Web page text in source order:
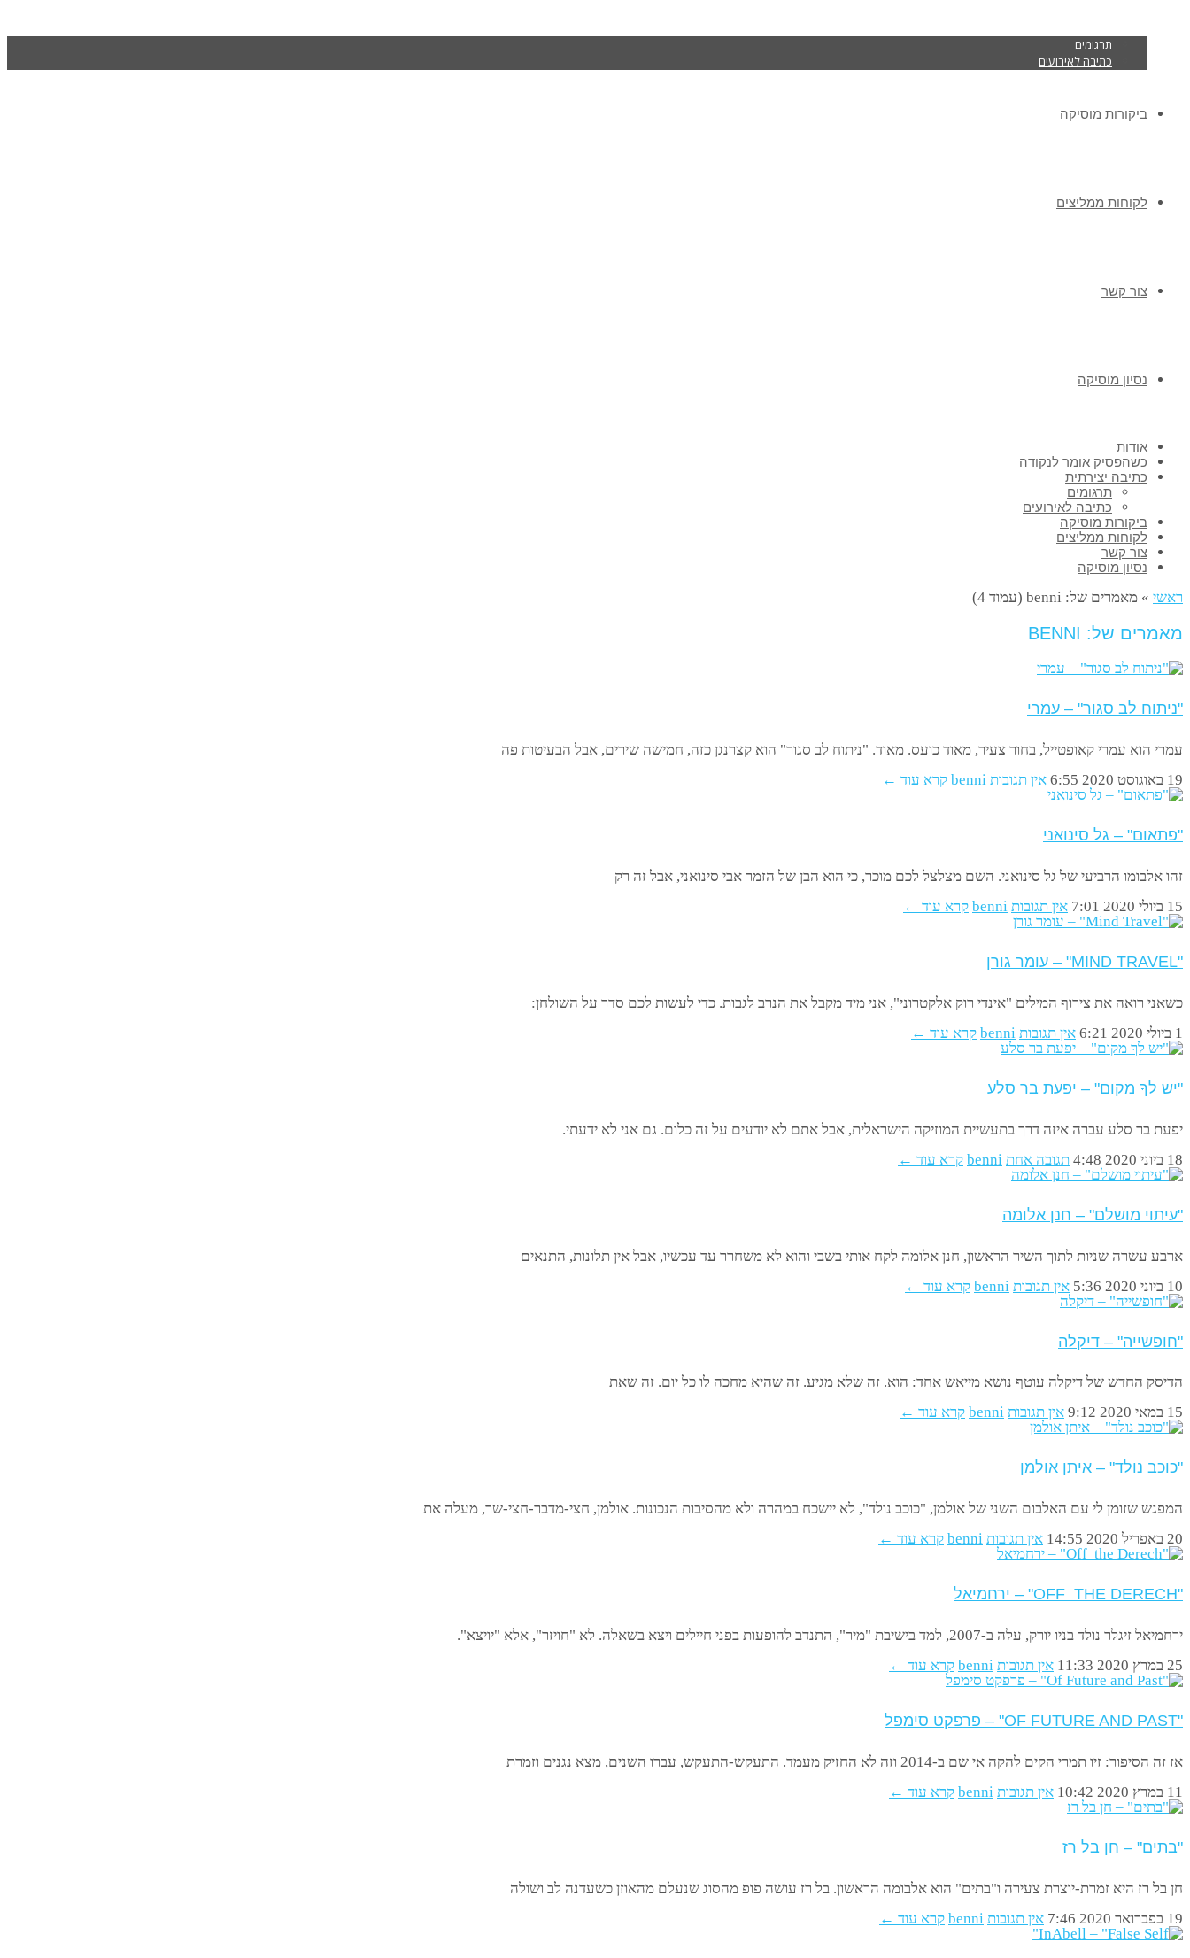
תרגומים
כתיבה לאירועים
ביקורות מוסיקה
לקוחות ממליצים
צור קשר
נסיון מוסיקה
אודות
כשהפסיק אומר לנקודה
כתיבה יצירתית
תרגומים
כתיבה לאירועים
ביקורות מוסיקה
לקוחות ממליצים
צור קשר
נסיון מוסיקה
ראשי » מאמרים של: benni (עמוד 4)
מאמרים של: BENNI
"ניתוח לב סגור" – עמרי
עמרי הוא עמרי קאופטייל, בחור צעיר, מאוד כועס. מאוד. "ניתוח לב סגור" הוא קצרנגן כזה, חמישה שירים, אבל הבעיטות פה
19 באוגוסט 2020
6:55 אין תגובות benni קרא עוד ←
"פתאום" – גל סינואני
זהו אלבומו הרביעי של גל סינואני. השם מצלצל לכם מוכר, כי הוא הבן של הזמר אבי סינואני, אבל זה רק
15 ביולי 2020
7:01 אין תגובות benni קרא עוד ←
"MIND TRAVEL" – עומר גורן
כשאני רואה את צירוף המילים "אינדי רוק אלקטרוני", אני מיד מקבל את הנרב לגבות. כדי לעשות לכם סדר על השולחן:
1 ביולי 2020
6:21 אין תגובות benni קרא עוד ←
"יש לךָ מקום" – יפעת בר סלע
יפעת בר סלע עברה איזה דרך בתעשיית המוזיקה הישראלית, אבל אתם לא יודעים על זה כלום. גם אני לא ידעתי.
18 ביוני 2020
4:48 תגובה אחת benni קרא עוד ←
"עיתוי מושלם" – חנן אלומה
ארבע עשרה שניות לתוך השיר הראשון, חנן אלומה לקח אותי בשבי והוא לא משחרר עד עכשיו, אבל אין תלונות, התנאים
10 ביוני 2020
5:36 אין תגובות benni קרא עוד ←
"חופשייה" – דיקלה
הדיסק החדש של דיקלה עוטף נושא מייאש אחד: הוא. זה שלא מגיע. זה שהיא מחכה לו כל יום. זה שאת
15 במאי 2020
9:12 אין תגובות benni קרא עוד ←
"כוכב נולד" – איתן אולמן
המפגש שזומן לי עם האלבום השני של אולמן, "כוכב נולד", לא יישכח במהרה ולא מהסיבות הנכונות. אולמן, חצי-מדבר-חצי-שר, מעלה את
20 באפריל 2020
14:55 אין תגובות benni קרא עוד ←
"OFF THE DERECH" – ירחמיאל
ירחמיאל זיגלר נולד בניו יורק, עלה ב-2007, למד בישיבת "מיר", התנדב להופעות בפני חיילים ויצא בשאלה. לא "חויזר", אלא "יויצא".
25 במרץ 2020
11:33 אין תגובות benni קרא עוד ←
"OF FUTURE AND PAST" – פרפקט סימפל
אז זה הסיפור: זיו תמרי הקים להקה אי שם ב-2014 וזה לא החזיק מעמד. התעקש-התעקש, עברו השנים, מצא נגנים וזמרת
11 במרץ 2020
10:42 אין תגובות benni קרא עוד ←
"בתים" – חן בל רז
חן בל רז היא זמרת-יוצרת צעירה ו"בתים" הוא אלבומה הראשון. בל רז עושה פופ מהסוג שנעלם מהאוזן כשעדנה לב ושולה
19 בפברואר 2020
7:46 אין תגובות benni קרא עוד ←